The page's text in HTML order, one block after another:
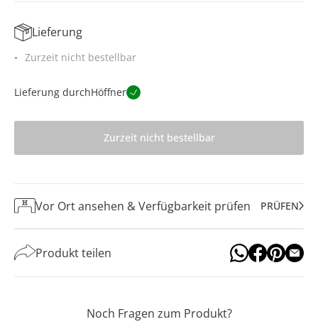
Lieferung
Zurzeit nicht bestellbar
Lieferung durchHöffner
Zurzeit nicht bestellbar
Vor Ort ansehen & Verfügbarkeit prüfen PRÜFEN
Produkt teilen
Noch Fragen zum Produkt?